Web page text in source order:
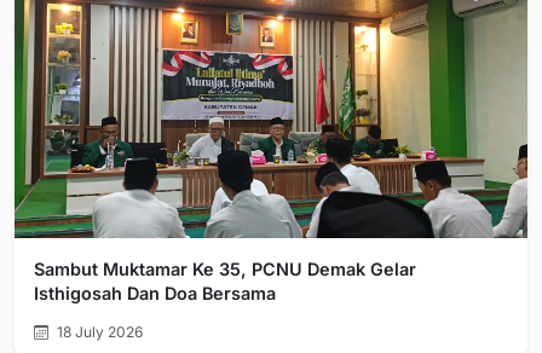
Sambut Muktamar Ke 35, PCNU Demak Gelar
Isthigosah Dan Doa Bersama
18 July 2026